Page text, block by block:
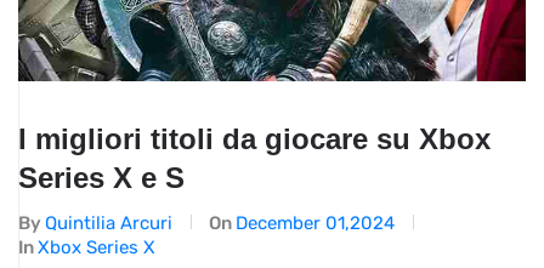
I migliori titoli da giocare su Xbox
Series X e S
By Quintilia Arcuri On December 01,2024
InXbox Series X